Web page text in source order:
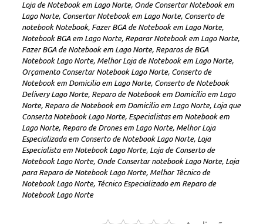
Loja de Notebook em Lago Norte, Onde Consertar Notebook em
Lago Norte, Consertar Notebook em Lago Norte, Conserto de
notebook Notebook, Fazer BGA de Notebook em Lago Norte,
Notebook BGA em Lago Norte, Reparar Notebook em Lago Norte,
Fazer BGA de Notebook em Lago Norte, Reparos de BGA
Notebook Lago Norte, Melhor Loja de Notebook em Lago Norte,
Orçamento Consertar Notebook Lago Norte, Conserto de
Notebook em Domicilio em Lago Norte, Conserto de Notebook
Delivery Lago Norte, Reparo de Notebook em Domicilio em Lago
Norte, Reparo de Notebook em Domicilio em Lago Norte, Loja que
Conserta Notebook Lago Norte, Especialistas em Notebook em
Lago Norte, Reparo de Drones em Lago Norte, Melhor Loja
Especializada em Conserto de Notebook Lago Norte, Loja
Especialista em Notebook Lago Norte, Loja de Conserto de
Notebook Lago Norte, Onde Consertar notebook Lago Norte, Loja
para Reparo de Notebook Lago Norte, Melhor Tècnico de
Notebook Lago Norte, Técnico Especializado em Reparo de
Notebook Lago Norte